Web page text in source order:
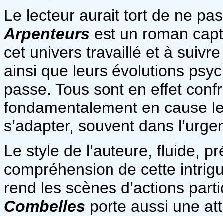
Le lecteur aurait tort de ne
Arpenteurs est un roman
cet univers travaillé et à
ainsi que leurs évolutions
passe. Tous sont en effet
fondamentalement en cause
s’adapter, souvent dans
Le style de l’auteure, fluide,
compréhension de cette
rend les scènes d’actions
Combelles porte aussi une